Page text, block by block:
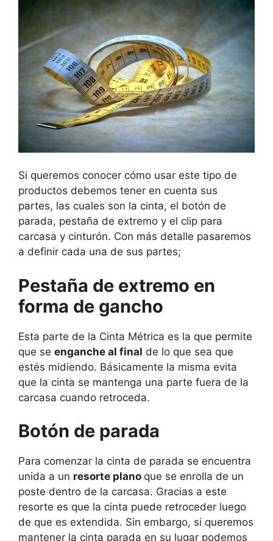
Si queremos conocer cómo usar este tipo de
productos debemos tener en cuenta sus
partes, las cuales son la cinta, el botón de
parada, pestaña de extremo y el clip para
carcasa y cinturón. Con más detalle pasaremos
a definir cada una de sus partes;
Pestaña de extremo en
forma de gancho
Esta parte de la Cinta Métrica es la que permite
que se enganche al final de lo que sea que
estés midiendo. Básicamente la misma evita
que la cinta se mantenga una parte fuera de la
carcasa cuando retroceda.
Botón de parada
Para comenzar la cinta de parada se encuentra
unida a un resorte plano que se enrolla de un
poste dentro de la carcasa. Gracias a este
resorte es que la cinta puede retroceder luego
de que es extendida. Sin embargo, si queremos
mantener la cinta parada en su lugar podemos